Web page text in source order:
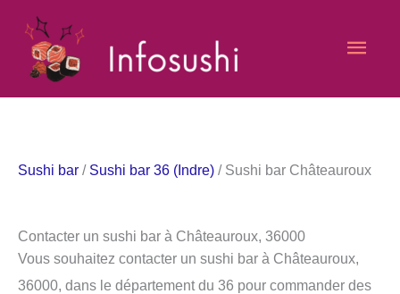
contenu
Sushi bar / Sushi bar 36 (Indre) / Sushi bar Châteauroux
Contacter un sushi bar à Châteauroux, 36000
Vous souhaitez contacter un sushi bar à Châteauroux,
36000, dans le département du 36 pour commander des